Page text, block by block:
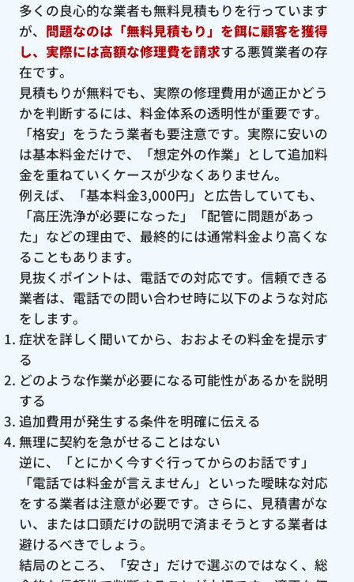
多くの良心的な業者も無料見積もりを行っています
が、 問題なのは「無料見積もり」を餌に顧客を獲得
し、実際には高額な修理費を請求する悪質業者の存
在です。
見積もりが無料でも、実際の修理費用が適正かどう
かを判断するには、料金体系の透明性が重要です。
「格安」をうたう業者も要注意です。実際に安いの
は基本料金だけで、「想定外の作業」として追加料
金を重ねていくケースが少なくありません。
例えば、「基本料金3,000円」と広告していても、
「高圧洗浄が必要になった」「配管に問題があっ
た」などの理由で、最終的には通常料金より高くな
ることもあります。
見抜くポイントは、電話での対応です。信頼できる
業者は、電話での問い合わせ時に以下のような対応
をします。
症状を詳しく聞いてから、おおよその料金を提示す
る
どのような作業が必要になる可能性があるかを説明
する
追加費用が発生する条件を明確に伝える
無理に契約を急がせることはない
逆に、「とにかく今すぐ行ってからのお話です」
「電話では料金が言えません」といった曖昧な対応
をする業者は注意が必要です。さらに、見積書がな
い、または口頭だけの説明で済まそうとする業者は
避けるべきでしょう。
結局のところ、「安さ」だけで選ぶのではなく、総